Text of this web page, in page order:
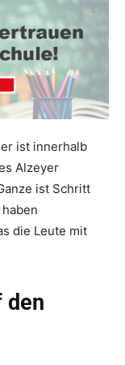
ist innerhalb
Alzeyer
ist Schritt
die Leute mit
den